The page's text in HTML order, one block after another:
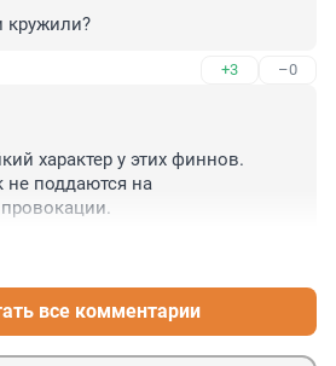
кружили?
+3 –0
характер у этих финнов.
поддаются на
провокации.
все комментарии